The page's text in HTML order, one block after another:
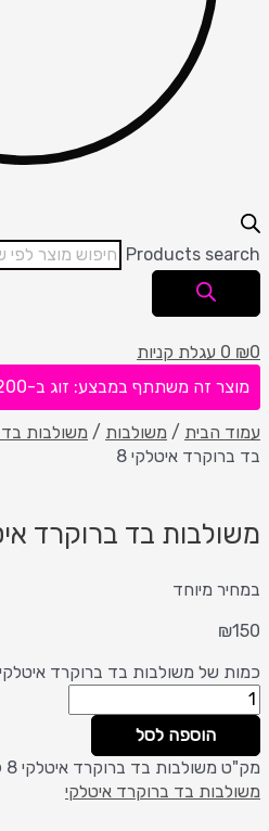
Products
עגלת קניות
זה משתתף במבצע: זוג ב-200 ש"ח
הבית/משולבות/משולבות בד
איטלקי 8
בד ברוקרד
מיוחד
משולבות בד ברוקרד איטלקי 8
הוספה לסל
משולבות בד ברוקרד איטלקי 8
בד ברוקרד איטלקי